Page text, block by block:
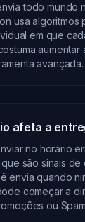
todo mundo
usa algoritmos
em que
aumentar
avançada.
afeta a
no horário
são sinais de
envia quando
começar a
ou